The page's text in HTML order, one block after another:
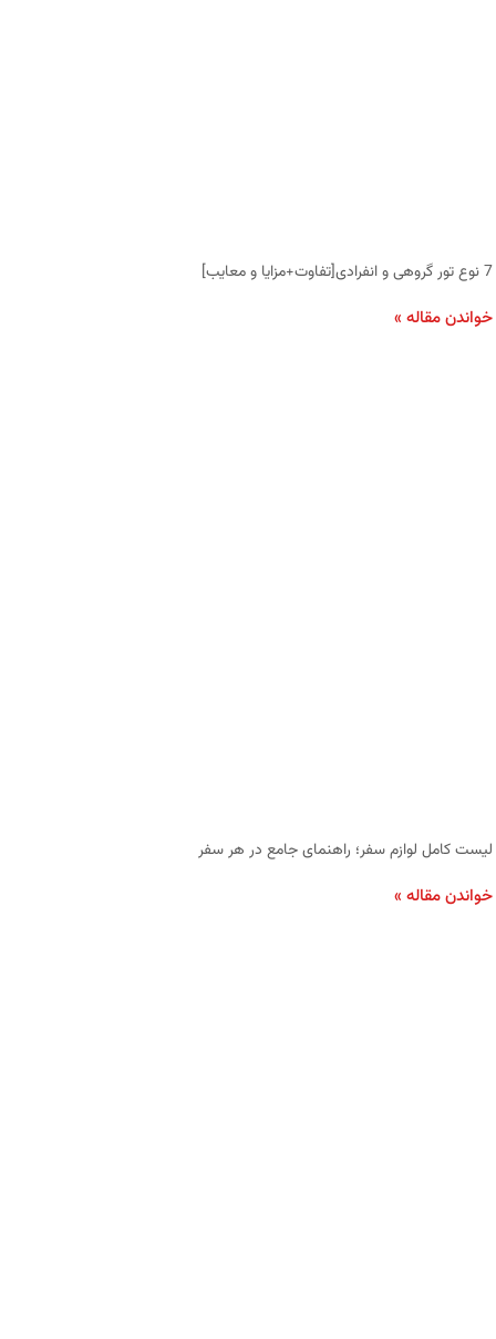
7 نوع تور گروهی و انفرادی[تفاوت+مزایا و معایب]
خواندن مقاله »
لیست کامل لوازم سفر؛ راهنمای جامع در هر سفر
خواندن مقاله »